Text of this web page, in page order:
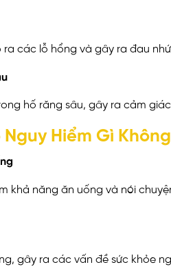
các lỗ hổng và gây ra đau
hố răng sâu, gây ra cảm
Hiểm Gì Không
khả năng ăn uống và nói
gây ra các vấn đề sức khỏe